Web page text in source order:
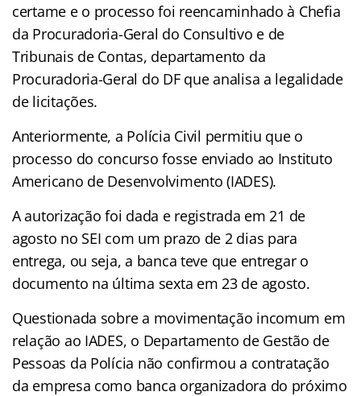
certame e o processo foi reencaminhado à Chefia
da Procuradoria-Geral do Consultivo e de
Tribunais de Contas, departamento da
Procuradoria-Geral do DF que analisa a legalidade
de licitações.
Anteriormente, a Polícia Civil permitiu que o
processo do concurso fosse enviado ao Instituto
Americano de Desenvolvimento (IADES).
A autorização foi dada e registrada em 21 de
agosto no SEI com um prazo de 2 dias para
entrega, ou seja, a banca teve que entregar o
documento na última sexta em 23 de agosto.
Questionada sobre a movimentação incomum em
relação ao IADES, o Departamento de Gestão de
Pessoas da Polícia não confirmou a contratação
da empresa como banca organizadora do próximo